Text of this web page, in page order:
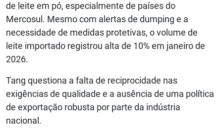
de leite em pó, especialmente de países do
Mercosul. Mesmo com alertas de dumping e a
necessidade de medidas protetivas, o volume de
leite importado registrou alta de 10% em janeiro de
2026.
Tang questiona a falta de reciprocidade nas
exigências de qualidade e a ausência de uma política
de exportação robusta por parte da indústria
nacional.